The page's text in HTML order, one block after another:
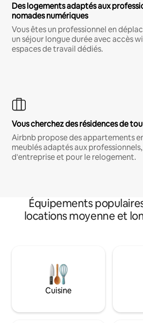
Des logements adaptés aux
nomades numériques
Vous êtes un professionnel en
un séjour longue durée avec accès
espaces de travail dédiés.
Vous cherchez des résidences de
Airbnb propose des appartements
meublés adaptés aux
d'entreprise et pour le relogement.
Équipements
locations moyenne et
Cuisine